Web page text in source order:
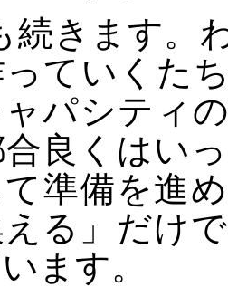
続きます。
ていくた
パシティ
良くはい
準備を進
る」だけ
ます。